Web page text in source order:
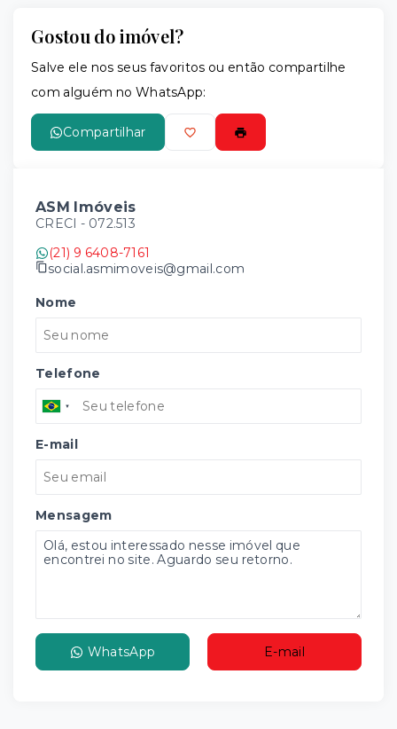
Gostou do imóvel?
Salve ele nos seus favoritos ou então compartilhe
com alguém no WhatsApp:
Compartilhar
ASM Imóveis
CRECI - 072.513
(21) 9 6408-7161
social.asmimoveis@gmail.com
Nome
Telefone
E-mail
Mensagem
WhatsApp E-mail